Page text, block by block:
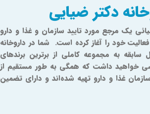
دکتر ضیایی
یک مرجع مورد تایید سازمان و غذا و دارو
است که از سال 1379 فعالیت خود را آغاز کرده است. شما در داروخانه
ضیائی با 25 سال سابقه به مجموعه کاملی از برترین برندهای
خواهید داشت که همگی به طور مستقیم از
غذا و دارو تهیه شده‌اند و دارای تضمین